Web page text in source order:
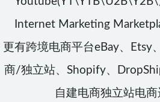
Internet Marketing
更有跨境电商平台eBay、Etsy
商/独立站、Shopify、
自建电商独立站电商